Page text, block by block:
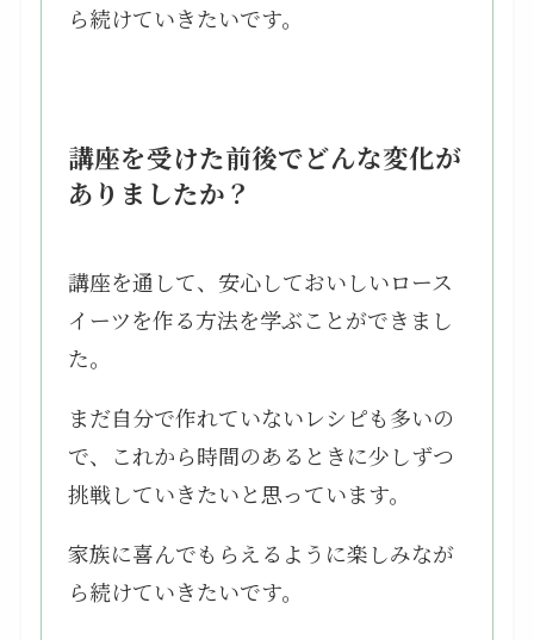
ら続けていきたいです。
講座を受けた前後でどんな変化が
ありましたか？
講座を通して、安心しておいしいロース
イーツを作る方法を学ぶことができまし
た。
まだ自分で作れていないレシピも多いの
で、これから時間のあるときに少しずつ
挑戦していきたいと思っています。
家族に喜んでもらえるように楽しみなが
ら続けていきたいです。